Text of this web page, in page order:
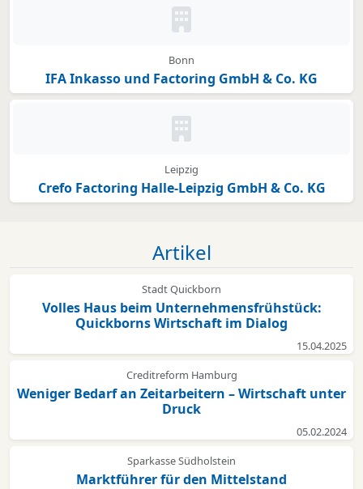
Kein Bild oder Logo hinterlegt
Bonn
IFA Inkasso und Factoring GmbH & Co. KG
Kein Bild oder Logo hinterlegt
Leipzig
Crefo Factoring Halle-Leipzig GmbH & Co. KG
Artikel
Stadt Quickborn
Volles Haus beim Unternehmensfrühstück:
Quickborns Wirtschaft im Dialog
15.04.2025
Creditreform Hamburg
Weniger Bedarf an Zeitarbeitern – Wirtschaft unter
Druck
05.02.2024
Sparkasse Südholstein
Marktführer für den Mittelstand